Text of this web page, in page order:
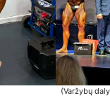
(Varžybų